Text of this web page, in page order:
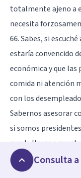
totalmente ajeno a
necesita
66. Sabes, si
estaría convencido
económica y que
comida ni atención
con los
Sabernos asesorar
si somos
puede llevar a
67. Ir a la
fútbol durante
Consulta